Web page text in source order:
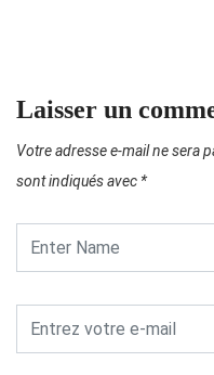
Laisser un
Votre adresse e-mail ne sera
sont indiqués avec *